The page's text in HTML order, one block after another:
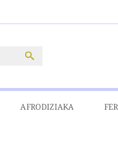
AFRODIZIAKA